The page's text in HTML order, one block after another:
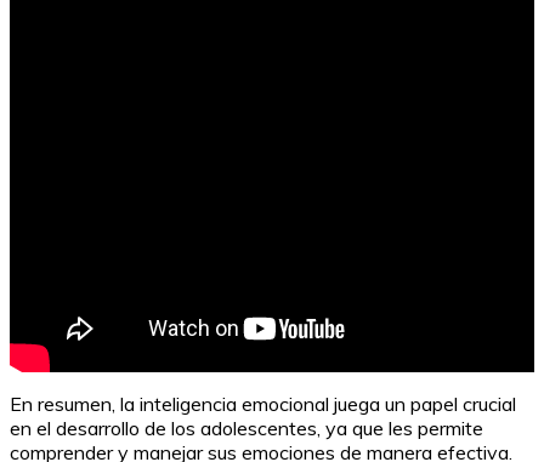
En resumen, la inteligencia emocional juega un papel crucial
en el desarrollo de los adolescentes, ya que les permite
comprender y manejar sus emociones de manera efectiva.